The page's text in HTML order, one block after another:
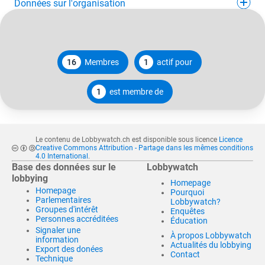
Données sur l'organisation
16 Membres 1 actif pour
1 est membre de
Le contenu de Lobbywatch.ch est disponible sous licence Licence
Creative Commons Attribution - Partage dans les mêmes conditions
4.0 International .
Base des données sur le
lobbying
Homepage
Parlementaires
Groupes d'intérêt
Personnes accréditées
Signaler une
information
Export des donées
Technique
Lobbywatch
Homepage
Pourquoi
Lobbywatch?
Enquêtes
Éducation
À propos Lobbywatch
Actualités du lobbying
Contact